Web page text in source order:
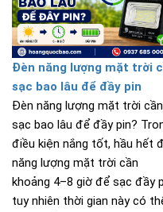
Đèn năng lượng mặt trời
sạc bao lâu để đầy pin
Đèn năng lượng mặt trời cần
sạc bao lâu để đầy pin?
điều kiện nắng tốt, hầu hết
năng lượng mặt trời cần
khoảng 4–8 giờ để sạc đầy
tuy nhiên thời gian này có